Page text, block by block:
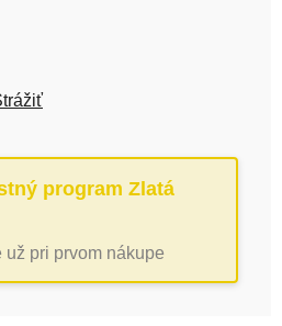
program Zlatá
už pri prvom nákupe